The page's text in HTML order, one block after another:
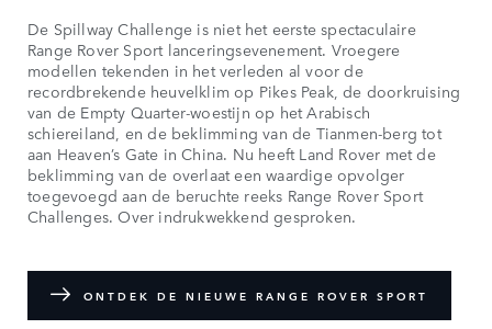
De Spillway Challenge is niet het eerste spectaculaire
Range Rover Sport lanceringsevenement. Vroegere
modellen tekenden in het verleden al voor de
recordbrekende heuvelklim op Pikes Peak, de doorkruising
van de Empty Quarter-woestijn op het Arabisch
schiereiland, en de beklimming van de Tianmen-berg tot
aan Heaven’s Gate in China. Nu heeft Land Rover met de
beklimming van de overlaat een waardige opvolger
toegevoegd aan de beruchte reeks Range Rover Sport
Challenges. Over indrukwekkend gesproken.
ONTDEK DE NIEUWE RANGE ROVER SPORT